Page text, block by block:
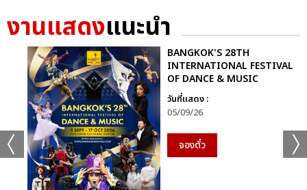
งานแสดงแนะนำ
BANGKOK'S 28TH
INTERNATIONAL FESTIVAL
OF DANCE & MUSIC
วันที่แสดง :
05/09/26
จองตั๋ว